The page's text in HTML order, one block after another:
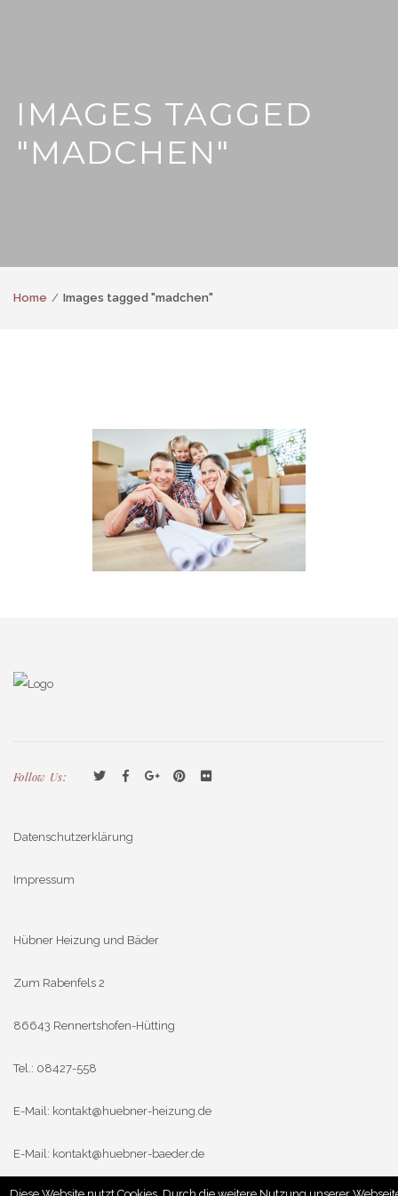
IMAGES TAGGED
"MADCHEN"
Home Images tagged "madchen"
Follow Us:
Datenschutzerklärung
Impressum
Hübner Heizung und Bäder
Zum Rabenfels 2
86643 Rennertshofen-Hütting
Tel.: 08427-558
E-Mail: kontakt@huebner-heizung.de
E-Mail: kontakt@huebner-baeder.de